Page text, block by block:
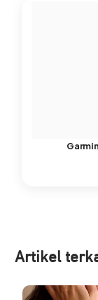
Artikel ter